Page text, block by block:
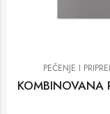
PEČENJE I